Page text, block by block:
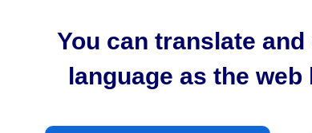
You can translate
language as the
〒424-8701静岡市清水区旭町6番8号
清水まちづくり推進課交通施設管理